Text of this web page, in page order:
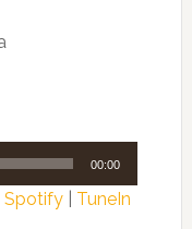
00:00
Spotify| TuneIn